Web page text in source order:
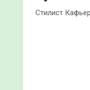
Стилист